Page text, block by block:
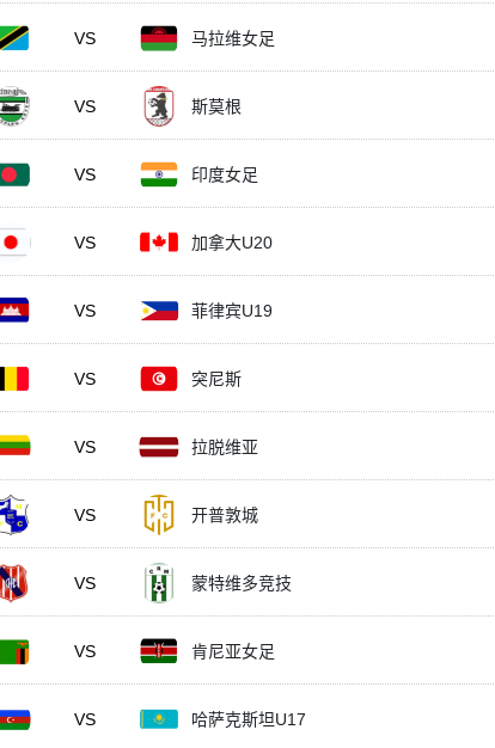
VS 马拉维女足
VS 斯莫根
VS 印度女足
VS 加拿大U20
VS 菲律宾U19
VS 突尼斯
VS 拉脱维亚
VS 开普敦城
VS 蒙特维多竞技
VS 肯尼亚女足
VS 哈萨克斯坦U17